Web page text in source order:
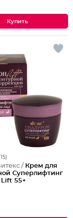
/ Крем для
Суперлифтинг
Lift 55+